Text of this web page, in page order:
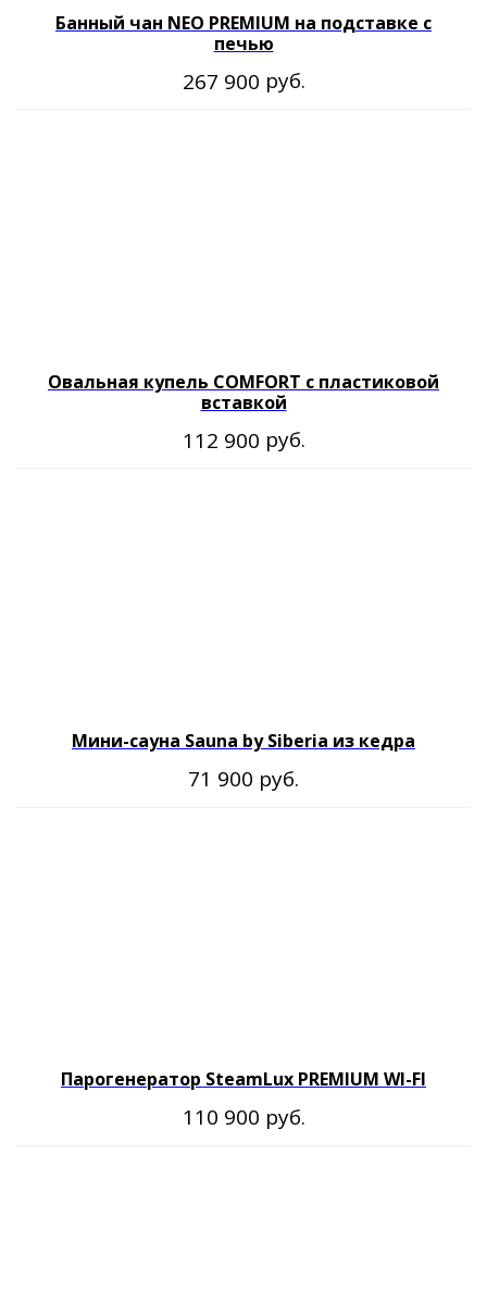
Банный чан NEO PREMIUM на подставке с
печью
267 900 руб.
Овальная купель COMFORT с пластиковой
вставкой
112 900 руб.
Мини-сауна Sauna by Siberia из кедра
71 900 руб.
Парогенератор SteamLux PREMIUM WI-FI
110 900 руб.
Политика обработки персональных данных
Публичная договор-оферта